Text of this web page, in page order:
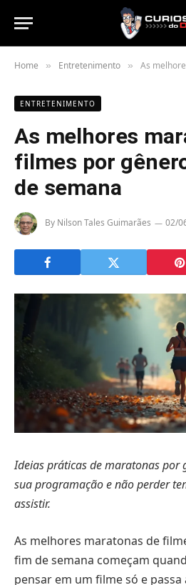
Home » Entretenimento » As melhores
ENTRETENIMENTO
As melhores
filmes por
de semana
By Nilson Tales Guimarães 02/
Ideias práticas de maratonas por
sua programação e não perder
assistir.
As melhores maratonas de
fim de semana começam
pensar em um filme só e